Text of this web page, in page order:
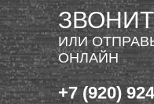
ИЛИ
ОНЛАЙН
+7 (920)